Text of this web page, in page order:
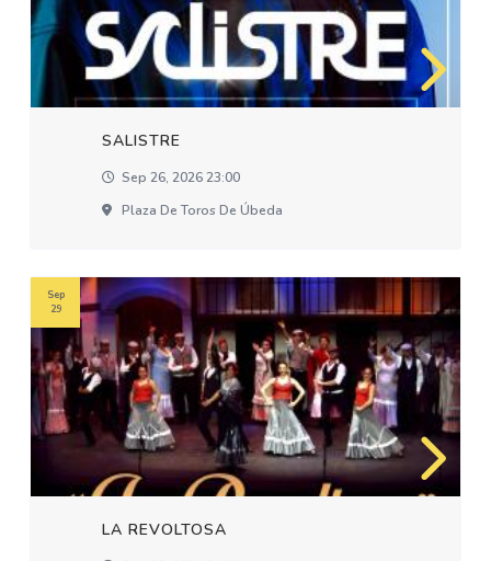
SALISTRE
Sep 26, 2026 23:00
Plaza De Toros De Úbeda
LA REVOLTOSA
Sep
29